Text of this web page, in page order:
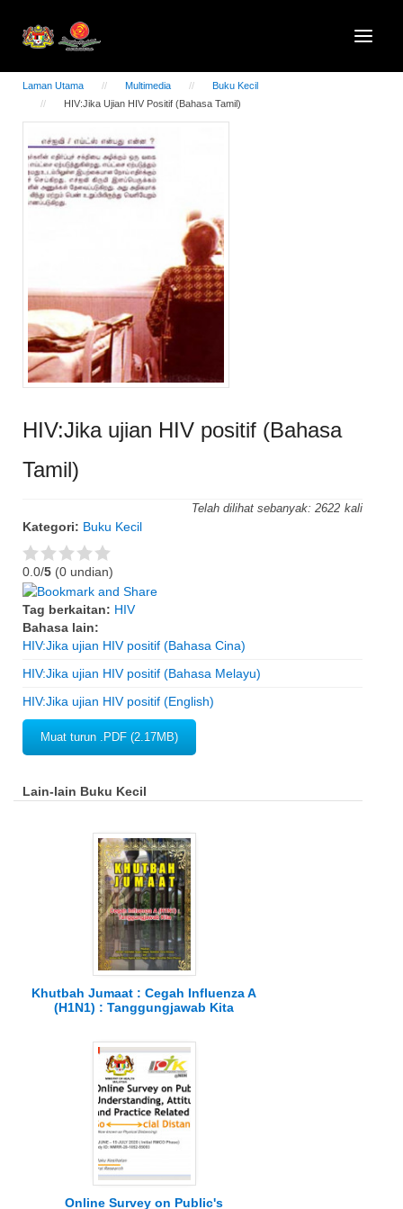
Laman Utama Multimedia
Buku Kecil
HIV:Jika Ujian HIV Positif (Bahasa Tamil)
HIV:Jika ujian HIV positif (Bahasa
Tamil)
Telah dilihat sebanyak: 2622
Kategori: Buku Kecil
0.0/5 (0 undian)
Tag berkaitan: HIV
Bahasa lain:
HIV:Jika ujian HIV positif (Bahasa Cina)
HIV:Jika ujian HIV positif (Bahasa Melayu)
HIV:Jika ujian HIV positif (English)
Muat turun .PDF (2.17MB)
Lain-lain Buku Kecil
Khutbah Jumaat : Cegah Influenza A
(H1N1) : Tanggungjawab Kita
Online Survey on Public's